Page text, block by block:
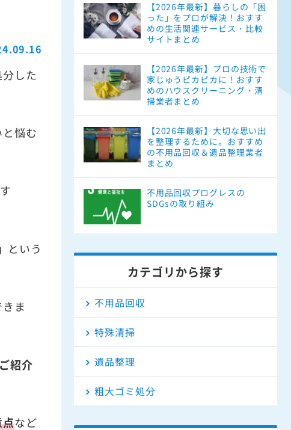
した
悩む
という
ま
紹介
点など
【2026年最新】暮らしの「困
った」をプロが解決！おすす
めの生活関連サービス・比較
サイトまとめ
【2026年最新】プロの技術で
家じゅうピカピカに！おすす
めのハウスクリーニング・清
掃業者まとめ
【2026年最新】大切な思い出
を整理するために。おすすめ
の不用品回収＆遺品整理業者
まとめ
不用品回収プログレスの
SDGsの取り組み
カテゴリから探す
不用品回収
特殊清掃
遺品整理
粗大ゴミ処分